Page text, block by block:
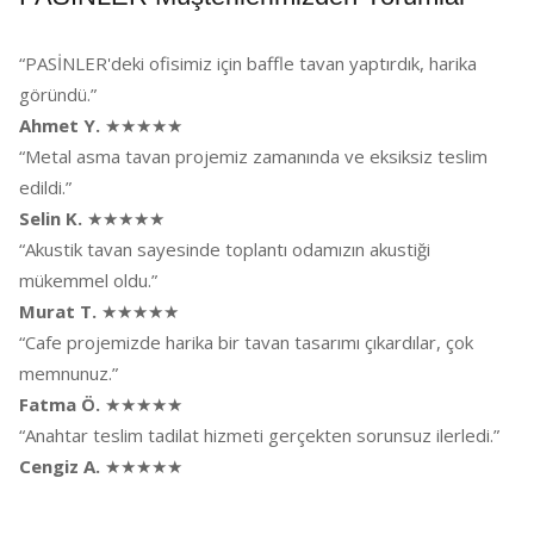
“PASİNLER'deki ofisimiz için baffle tavan yaptırdık, harika
göründü.”
Ahmet Y. ★★★★★
“Metal asma tavan projemiz zamanında ve eksiksiz teslim
edildi.”
Selin K. ★★★★★
“Akustik tavan sayesinde toplantı odamızın akustiği
mükemmel oldu.”
Murat T. ★★★★★
“Cafe projemizde harika bir tavan tasarımı çıkardılar, çok
memnunuz.”
Fatma Ö. ★★★★★
“Anahtar teslim tadilat hizmeti gerçekten sorunsuz ilerledi.”
Cengiz A. ★★★★★